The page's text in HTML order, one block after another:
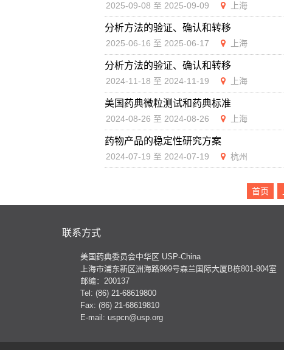
2025-09-08 至 2025-09-09 上海
分析方法的验证、确认和转移
2025-06-16 至 2025-06-17 上海
分析方法的验证、确认和转移
2024-11-18 至 2024-11-19 上海
美国药典微粒测试和药典标准
2024-08-26 至 2024-08-26 上海
药物产品的稳定性研究方案
2024-07-19 至 2024-07-19 杭州
首页
联系方式
美国药典委员会中华区 USP-China
上海市浦东新区洲海路999号森兰国际大厦B栋801-804室
邮编：200137
Tel: (86) 21-68619800
Fax: (86) 21-68619810
E-mail: uspcn@usp.org